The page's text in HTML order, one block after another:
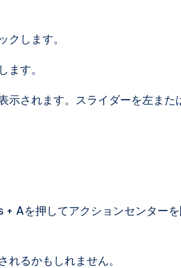
します。
す。
示されます。スライダーを左また
Aを押してアクションセンターを
るかもしれません。